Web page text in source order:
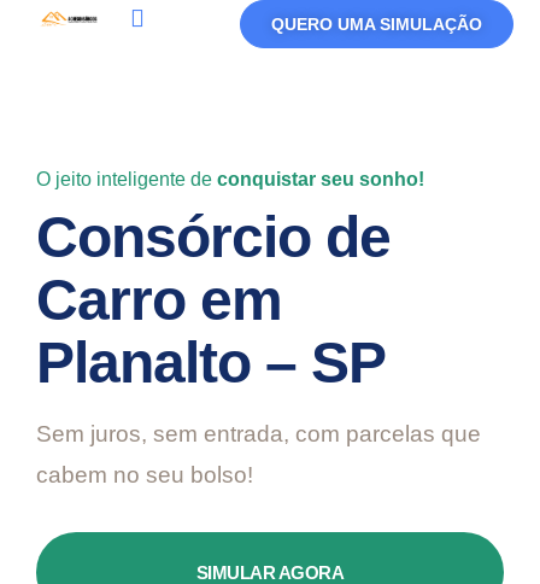
QUERO UMA SIMULAÇÃO
O jeito inteligente de conquistar seu sonho!
Consórcio de
Carro em
Planalto – SP
Sem juros, sem entrada, com parcelas que
cabem no seu bolso!
SIMULAR AGORA